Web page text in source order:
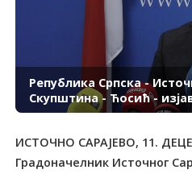
Република Српска -
Скупштина - Ћосић -
ИСТОЧНО САРАЈЕВО, 11.
Градоначелник Источног